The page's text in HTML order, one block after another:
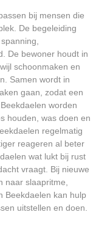
bij mensen die
De begeleiding
De bewoner houdt in
schoonmaken en
Samen wordt in
gaan, zodat een
worden
houden, was doen en
regelmatig
reageren al beter
wat lukt bij rust
vraagt. Bij nieuwe
naar slaapritme,
Beekdaelen kan hulp
uitstellen en doen.